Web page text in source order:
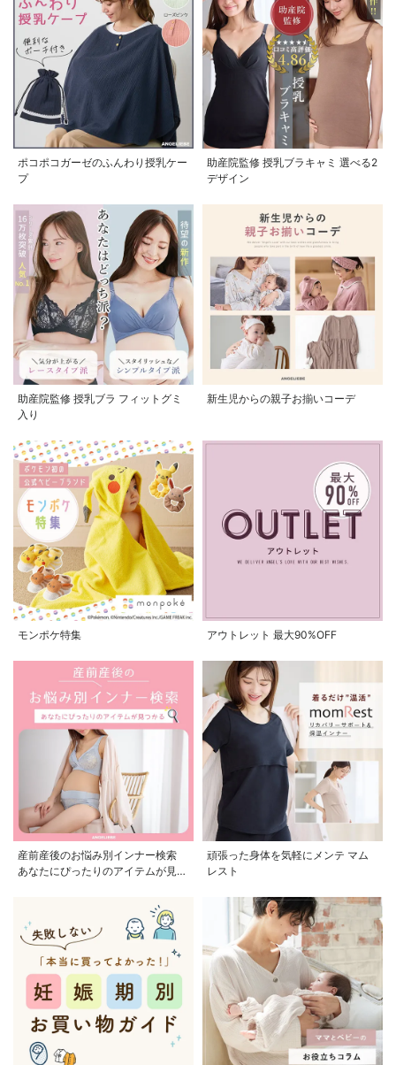
ポコポコガーゼのふんわり授乳ケー
プ
助産院監修 授乳ブラキャミ 選べる2
デザイン
助産院監修 授乳ブラ フィットグミ
入り
新生児からの親子お揃いコーデ
モンポケ特集 アウトレット 最大90%OFF
産前産後のお悩み別インナー検索
あなたにぴったりのアイテムが見つ
頑張った身体を気軽にメンテ マム
レスト